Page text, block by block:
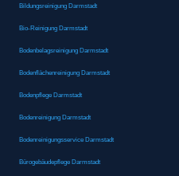
Bildungsreinigung Darmstadt
Bio-Reinigung Darmstadt
Bodenbelagsreinigung Darmstadt
Bodenflächenreinigung Darmstadt
Bodenpflege Darmstadt
Bodenreinigung Darmstadt
Bodenreinigungsservice Darmstadt
Bürogebäudepflege Darmstadt